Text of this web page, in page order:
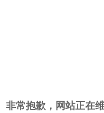
非常抱歉，网站正在